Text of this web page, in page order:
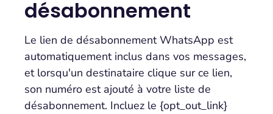
désabonnement
Le lien de désabonnement WhatsApp est
automatiquement inclus dans vos messages,
et lorsqu'un destinataire clique sur ce lien,
son numéro est ajouté à votre liste de
désabonnement. Incluez le {opt_out_link}